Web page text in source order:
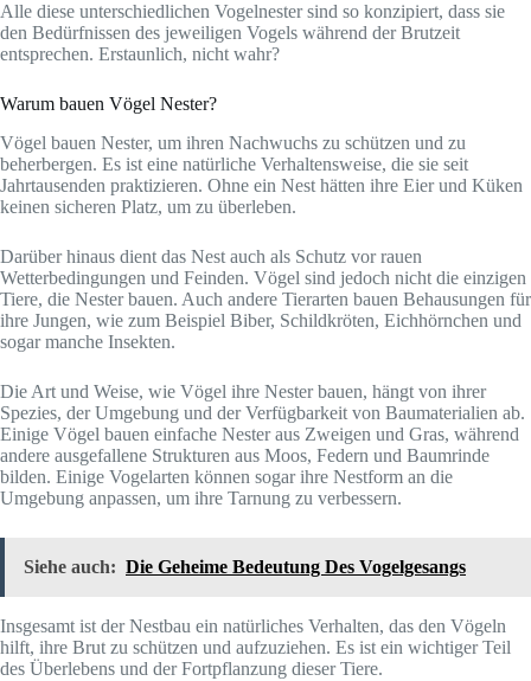
Alle diese unterschiedlichen Vogelnester sind so konzipiert, dass sie
den Bedürfnissen des jeweiligen Vogels während der Brutzeit
entsprechen. Erstaunlich, nicht wahr?
Warum bauen Vögel Nester?
Vögel bauen Nester, um ihren Nachwuchs zu schützen und zu
beherbergen. Es ist eine natürliche Verhaltensweise, die sie seit
Jahrtausenden praktizieren. Ohne ein Nest hätten ihre Eier und Küken
keinen sicheren Platz, um zu überleben.
Darüber hinaus dient das Nest auch als Schutz vor rauen
Wetterbedingungen und Feinden. Vögel sind jedoch nicht die einzigen
Tiere, die Nester bauen. Auch andere Tierarten bauen Behausungen für
ihre Jungen, wie zum Beispiel Biber, Schildkröten, Eichhörnchen und
sogar manche Insekten.
Die Art und Weise, wie Vögel ihre Nester bauen, hängt von ihrer
Spezies, der Umgebung und der Verfügbarkeit von Baumaterialien ab.
Einige Vögel bauen einfache Nester aus Zweigen und Gras, während
andere ausgefallene Strukturen aus Moos, Federn und Baumrinde
bilden. Einige Vogelarten können sogar ihre Nestform an die
Umgebung anpassen, um ihre Tarnung zu verbessern.
Siehe auch: Die Geheime Bedeutung Des Vogelgesangs
Insgesamt ist der Nestbau ein natürliches Verhalten, das den Vögeln
hilft, ihre Brut zu schützen und aufzuziehen. Es ist ein wichtiger Teil
des Überlebens und der Fortpflanzung dieser Tiere.